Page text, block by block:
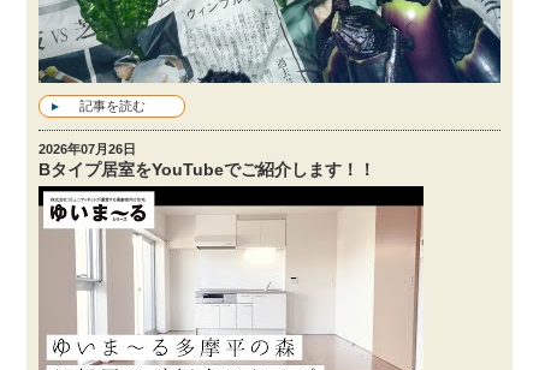
記事を読む
2026年07月26日
Bタイプ居室をYouTubeでご紹介します！！